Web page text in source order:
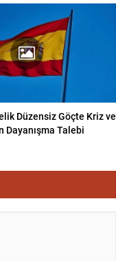
Düzensiz Göçte Kriz ve
Dayanışma Talebi